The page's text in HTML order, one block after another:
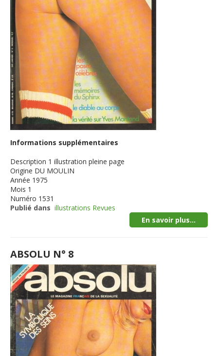
Informations supplémentaires
Description 1 illustration pleine page
Origine DU MOULIN
Année 1975
Mois 1
Numéro 1531
Publié dans illustrations Revues
En savoir plus...
ABSOLU N° 8